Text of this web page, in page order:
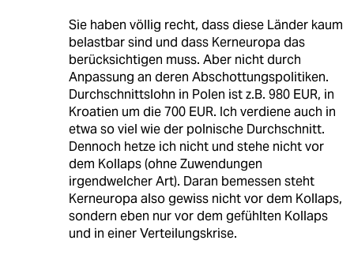
Sie haben völlig recht, dass diese Länder kaum
belastbar sind und dass Kerneuropa das
berücksichtigen muss. Aber nicht durch
Anpassung an deren Abschottungspolitiken.
Durchschnittslohn in Polen ist z.B. 980 EUR, in
Kroatien um die 700 EUR. Ich verdiene auch in
etwa so viel wie der polnische Durchschnitt.
Dennoch hetze ich nicht und stehe nicht vor
dem Kollaps (ohne Zuwendungen
irgendwelcher Art). Daran bemessen steht
Kerneuropa also gewiss nicht vor dem Kollaps,
sondern eben nur vor dem gefühlten Kollaps
und in einer Verteilungskrise.